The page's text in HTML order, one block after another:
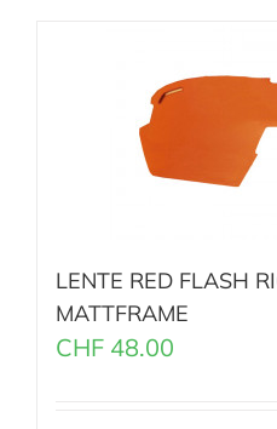
LENTE RED FLASH
MATTFRAME
CHF 48.00